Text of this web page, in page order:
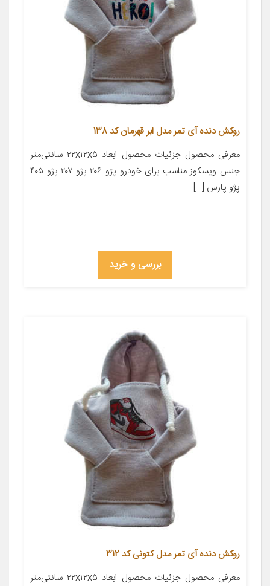
روکش دنده آی تمر مدل ابر قهرمان کد 138
معرفی محصول جزئیات محصول ابعاد ۲۲x۱۲x۵ سانتی‌متر
جنس ویسکوز مناسب برای خودرو پژو ۲۰۶ پژو ۲۰۷ پژو ۴۰۵
پژو پارس […]
بررسی و خرید
روکش دنده آی تمر مدل کتونی کد 312
معرفی محصول جزئیات محصول ابعاد ۲۲x۱۲x۵ سانتی‌متر